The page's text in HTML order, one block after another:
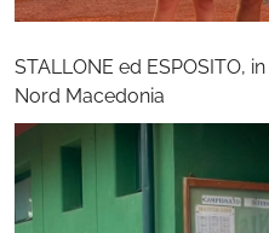
STALLONE ed ESPOSITO,
Nord Macedonia